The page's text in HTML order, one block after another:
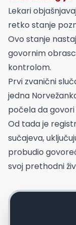
Lekari
retko stanje
Ovo stanje
govornim
kontrolom.
Prvi zvanični
jedna
počela da
Od tada je
sučajeva,
probudio
svoj prethodni